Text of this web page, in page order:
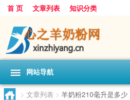
首 页 文章列表 知识分类
网站导航
> 文章列表 > 羊奶粉210毫升是多少